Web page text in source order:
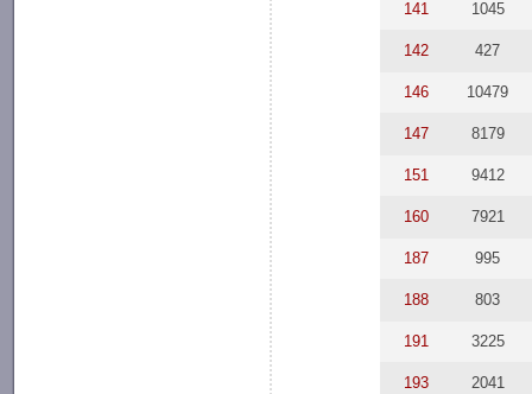
141 1045
142 427
146 10479
147 8179
151 9412
160 7921
187 995
188 803
191 3225
193 2041